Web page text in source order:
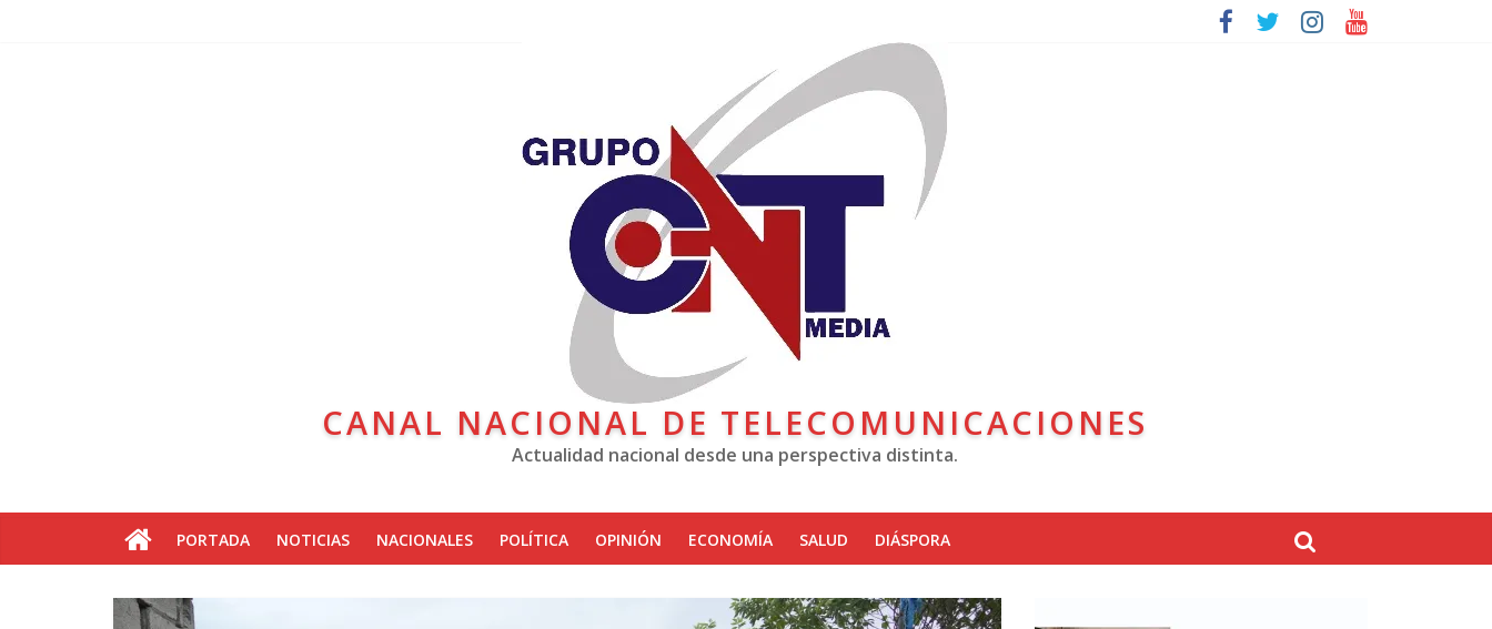
CANAL NACIONAL DE TELECOMUNICACIONES
Actualidad nacional desde una perspectiva distinta.
PORTADA NOTICIAS NACIONALES POLÍTICA OPINIÓN ECONOMÍA SALUD DIÁSPORA